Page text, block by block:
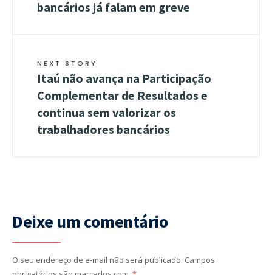
bancários já falam em greve
NEXT STORY
Itaú não avança na Participação
Complementar de Resultados e
continua sem valorizar os
trabalhadores bancários
Deixe um comentário
O seu endereço de e-mail não será publicado. Campos